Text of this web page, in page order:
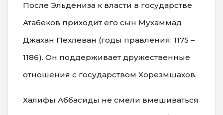
После Эльдениза к власти в государстве
Атабеков приходит его сын Мухаммад
Джахан Пехлеван (годы правления: 1175 –
1186). Он поддерживает дружественные
отношения с государством Хорезмшахов.
Халифы Аббасиды не смели вмешиваться